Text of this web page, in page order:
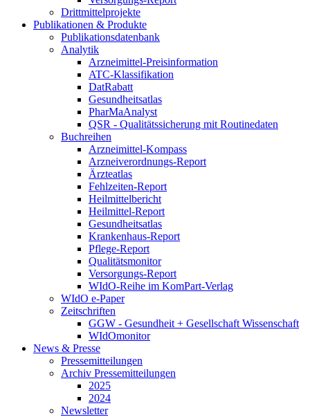
Drittmittelprojekte
Publikationen & Produkte
Publikationsdatenbank
Analytik
Arzneimittel-Preisinformation
ATC-Klassifikation
DatRabatt
Gesundheitsatlas
PharMaAnalyst
QSR - Qualitätssicherung mit Routinedaten
Buchreihen
Arzneimittel-Kompass
Arzneiverordnungs-Report
Ärzteatlas
Fehlzeiten-Report
Heilmittelbericht
Heilmittel-Report
Gesundheitsatlas
Krankenhaus-Report
Pflege-Report
Qualitätsmonitor
Versorgungs-Report
WIdO-Reihe im KomPart-Verlag
WIdO e-Paper
Zeitschriften
GGW - Gesundheit + Gesellschaft Wissenschaft
WIdOmonitor
News & Presse
Pressemitteilungen
Archiv Pressemitteilungen
2025
2024
Newsletter